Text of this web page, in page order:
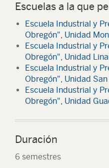
Escuelas a la que
Escuela Industrial y
Obregón", Unidad
Escuela Industrial y
Obregón", Unidad
Escuela Industrial y
Obregón", Unidad
Escuela Industrial y
Obregón", Unidad
Duración
6 semestres